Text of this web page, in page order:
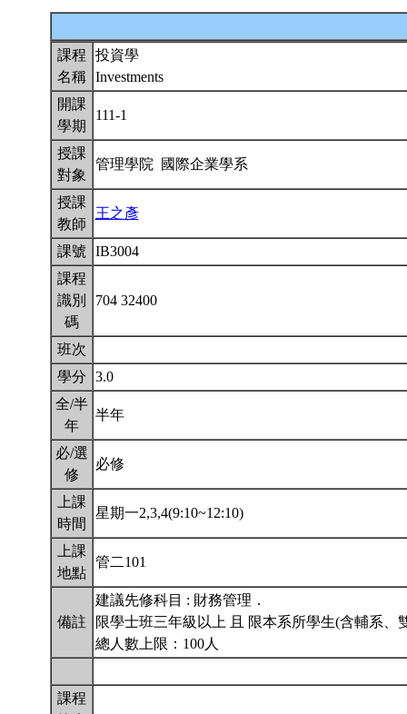
課程
名稱
投資學
Investments
開課
學期
111-1
授課
對象
管理學院 國際企業學系
授課
教師
王之彥
課號
IB3004
課程
識別
碼
704 32400
班次
學分
3.0
全/半
年
半年
必/選
修
必修
上課
時間
星期一2,3,4(9:10~12:10)
上課
地點
管二101
備註
建議先修科目 : 財務管理．
限學士班三年級以上 且 限本系所學生(含輔系、
總人數上限：100人
課程